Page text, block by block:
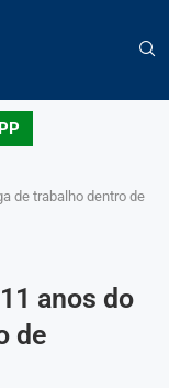
de trabalho dentro de
anos do
de